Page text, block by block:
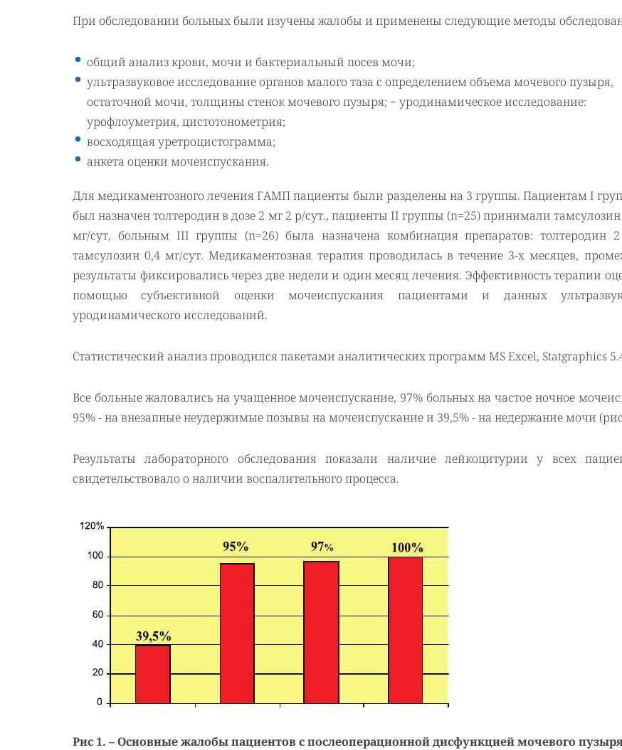
При обследовании больных были изучены жалобы и применены следующие методы
общий анализ крови, мочи и бактериальный посев мочи;
ультразвуковое исследование органов малого таза с определением объема мочевого пузыря,
остаточной мочи, толщины стенок мочевого пузыря; − уродинамическое исследование:
урофлоуметрия, цистотонометрия;
восходящая уретроцистограмма;
анкета оценки мочеиспускания.
Для медикаментозного лечения ГАМП пациенты были разделены на 3 группы. Пациентам I
был назначен толтеродин в дозе 2 мг 2 р/сут., пациенты II группы (n=25) принимали тамсулозин
мг/сут, больным III группы (n=26) была назначена комбинация препаратов: толтеродин
тамсулозин 0,4 мг/сут. Медикаментозная терапия проводилась в течение 3-х месяцев,
результаты фиксировались через две недели и один месяц лечения. Эффективность терапии
помощью субъективной оценки мочеиспускания пациентами и данных
уродинамического исследований.
Статистический анализ проводился пакетами аналитических программ MS Excel, Statgraphics
Все больные жаловались на учащенное мочеиспускание, 97% больных на частое ночное
95% - на внезапные неудержимые позывы на мочеиспускание и 39,5% - на недержание мочи
Результаты лабораторного обследования показали наличие лейкоцитурии у всех
свидетельствовало о наличии воспалительного процесса.
Рис 1. – Основные жалобы пациентов с послеоперационной дисфункцией мочевого